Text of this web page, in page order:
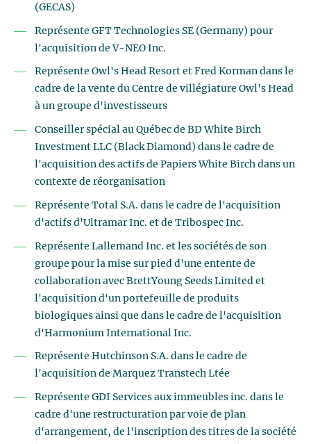
(GECAS)
Représente GFT Technologies SE (Germany) pour
l'acquisition de V-NEO Inc.
Représente Owl's Head Resort et Fred Korman dans le
cadre de la vente du Centre de villégiature Owl's Head
à un groupe d'investisseurs
Conseiller spécial au Québec de BD White Birch
Investment LLC (Black Diamond) dans le cadre de
l'acquisition des actifs de Papiers White Birch dans un
contexte de réorganisation
Représente Total S.A. dans le cadre de l'acquisition
d'actifs d'Ultramar Inc. et de Tribospec Inc.
Représente Lallemand Inc. et les sociétés de son
groupe pour la mise sur pied d'une entente de
collaboration avec BrettYoung Seeds Limited et
l'acquisition d'un portefeuille de produits
biologiques ainsi que dans le cadre de l'acquisition
d'Harmonium International Inc.
Représente Hutchinson S.A. dans le cadre de
l'acquisition de Marquez Transtech Ltée
Représente GDI Services aux immeubles inc. dans le
cadre d'une restructuration par voie de plan
d'arrangement, de l'inscription des titres de la société